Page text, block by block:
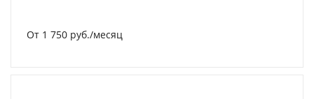
От 1 750 руб./месяц